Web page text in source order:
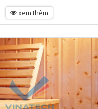
NƯỚC
xem thêm